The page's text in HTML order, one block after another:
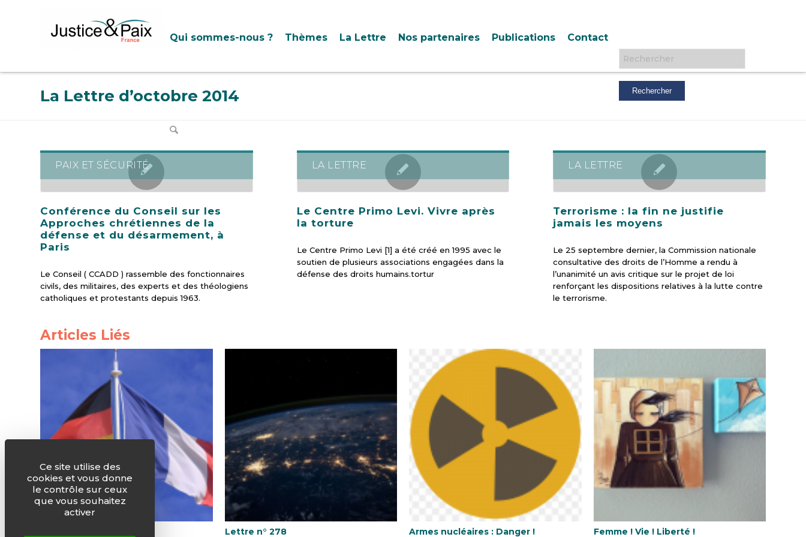
Qui sommes-nous ? Thèmes La Lettre Nos partenaires Publications Contact
Rechercher :
La Lettre d’octobre 2014
PAIX ET SÉCURITÉ
Conférence du Conseil sur les
Approches chrétiennes de la
défense et du désarmement, à
Paris
Le Conseil ( CCADD ) rassemble des fonctionnaires
civils, des militaires, des experts et des théologiens
catholiques et protestants depuis 1963.
LA LETTRE
Le Centre Primo Levi. Vivre après
la torture
Le Centre Primo Levi [1] a été créé en 1995 avec le
soutien de plusieurs associations engagées dans la
défense des droits humains.tortur
LA LETTRE
Terrorisme : la fin ne justifie
jamais les moyens
Le 25 septembre dernier, la Commission nationale
consultative des droits de l’Homme a rendu à
l’unanimité un avis critique sur le projet de loi
renforçant les dispositions relatives à la lutte contre
le terrorisme.
Articles Liés
Lettre n° 278 Armes nucléaires : Danger ! Femme ! Vie ! Liberté !
Ce site utilise des
cookies et vous donne
le contrôle sur ceux
que vous souhaitez
activer